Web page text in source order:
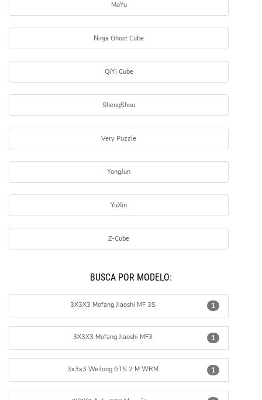
MoYu
Ninja Ghost Cube
QiYi Cube
ShengShou
Very Puzzle
YongJun
YuXin
Z-Cube
BUSCÁ POR MODELO:
1
3X3X3 Mofang Jiaoshi MF 3S
1
3X3X3 Mofang Jiaoshi MF3
1
3x3x3 Weilong GTS 2 M WRM